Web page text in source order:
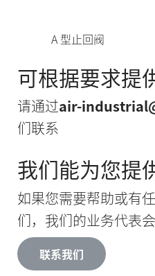
A 型止回阀
可根据要求提
请通过air-
们联系
我们能为您提
如果您需要帮助或有
们，我们的业务代表
联系我们